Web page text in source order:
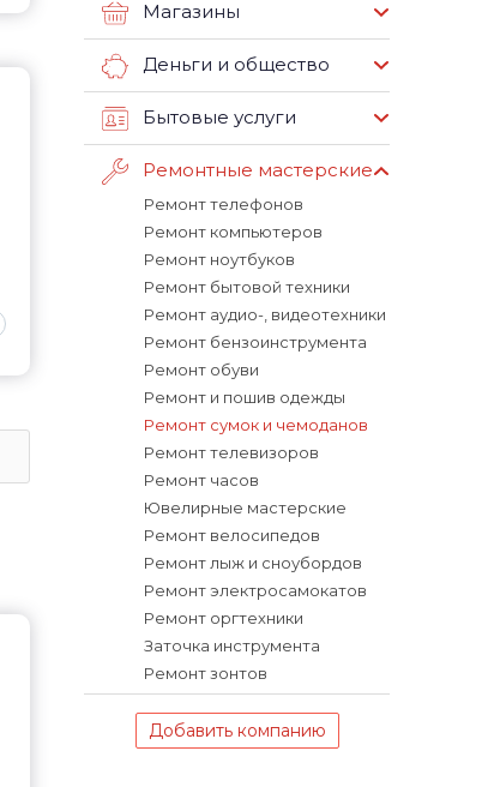
Магазины
Деньги и общество
Бытовые услуги
Ремонтные мастерские
Ремонт телефонов
Ремонт компьютеров
Ремонт ноутбуков
Ремонт бытовой техники
Ремонт аудио-, видеотехники
Ремонт бензоинструмента
Ремонт обуви
Ремонт и пошив одежды
Ремонт сумок и чемоданов
Ремонт телевизоров
Ремонт часов
Ювелирные мастерские
Ремонт велосипедов
Ремонт лыж и сноубордов
Ремонт электросамокатов
Ремонт оргтехники
Заточка инструмента
Ремонт зонтов
Добавить компанию